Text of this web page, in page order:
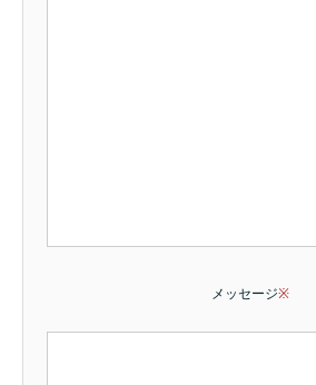
メッセージ※